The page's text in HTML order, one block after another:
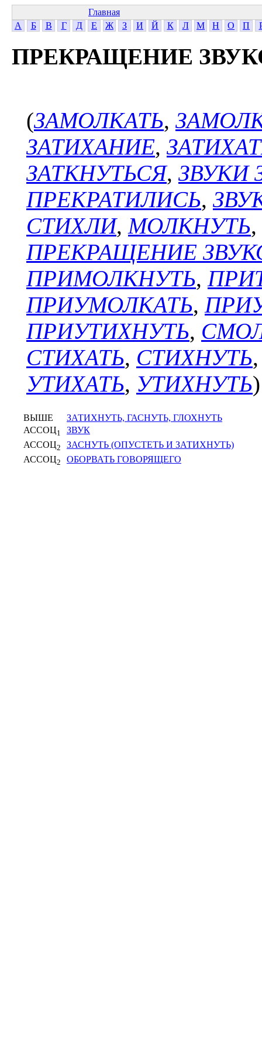
Главная
А
Б В Г Д Е Ж З И Й К Л М Н О П
ПРЕКРАЩЕНИЕ
(ЗАМОЛКАТЬ,
ЗАТИХАНИЕ,
ЗАТКНУТЬСЯ, ЗВУКИ
ПРЕКРАТИЛИСЬ,
СТИХЛИ, МОЛКНУТЬ,
ПРЕКРАЩЕНИЕ
ПРИМОЛКНУТЬ,
ПРИУМОЛКАТЬ,
ПРИУТИХНУТЬ,
СТИХАТЬ, СТИХНУТЬ
УТИХАТЬ, УТИХНУТЬ)
ВЫШЕ
ЗАТИХНУТЬ, ГАСНУТЬ, ГЛОХНУТЬ
АССОЦ1
ЗВУК
АССОЦ2
ЗАСНУТЬ (ОПУСТЕТЬ И ЗАТИХНУТЬ)
АССОЦ2 ОБОРВАТЬ ГОВОРЯЩЕГО